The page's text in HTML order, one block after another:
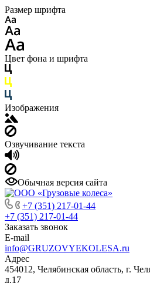
Размер шрифта
Цвет фона и шрифта
Изображения
Озвучивание текста
Обычная версия сайта
+7 (351) 217-01-44
+7 (351) 217-01-44
Заказать звонок
E-mail
info@GRUZOVYEKOLESA.ru
Адрес
454012, Челябинская область, г.
д.17